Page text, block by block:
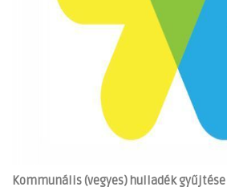
Kommunális (vegyes) hulladék gyűjtése